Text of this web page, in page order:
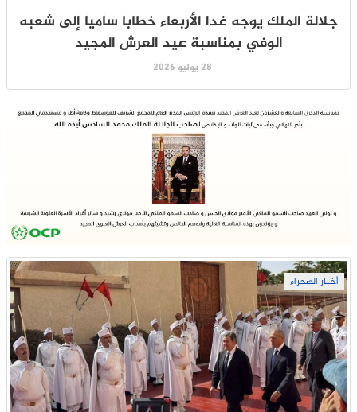
جلالة الملك يوجه غدا الأربعاء خطابا ساميا إلى شعبه
الوفي بمناسبة عيد العرش المجيد
28 يوليو 2026
أخبار الصحراء